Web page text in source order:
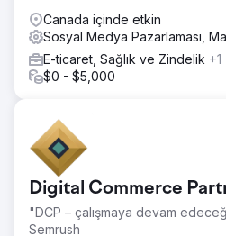
Canada içinde etkin
Sosyal Medya Pazarlaması,
E-ticaret, Sağlık ve Zindelik +1
$0 - $5,000
Digital Commerce
"DCP – çalışmaya devam
Semrush